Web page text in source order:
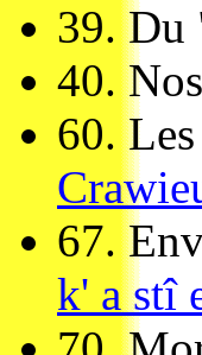
39.Du
40.
60.
67.
k' a stî